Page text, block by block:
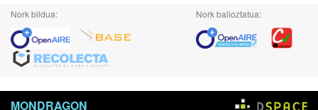
Nork bildua: Nork balioztatua:
MONDRAGON